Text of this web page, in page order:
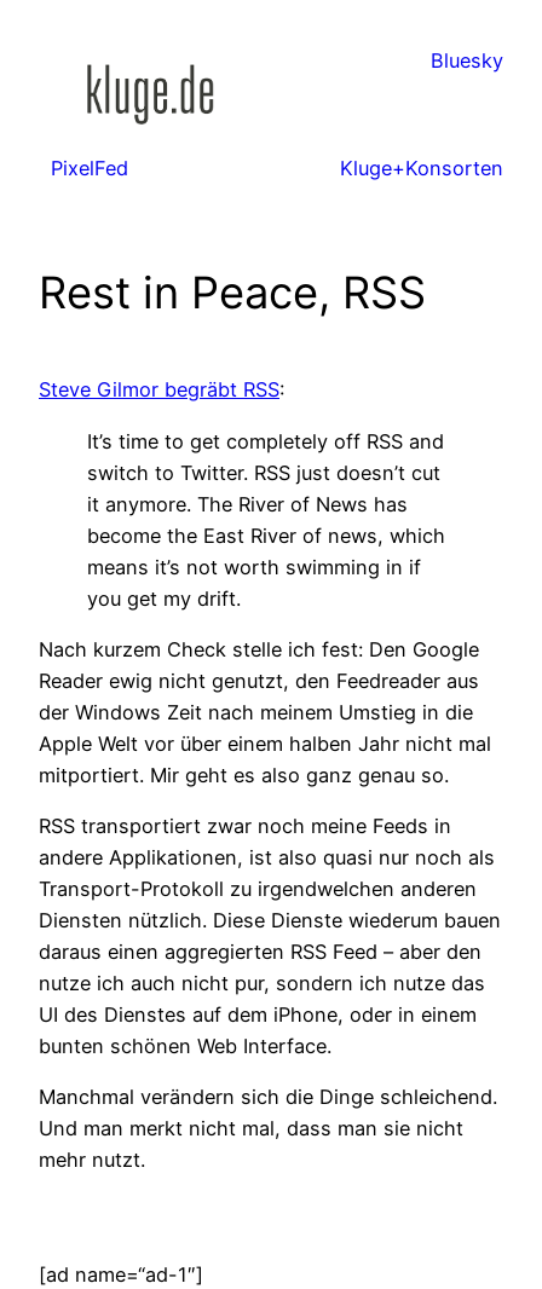
Bluesky
PixelFed Kluge+Konsorten
Rest in Peace, RSS
Steve Gilmor begräbt RSS:
It’s time to get completely off RSS and
switch to Twitter. RSS just doesn’t cut
it anymore. The River of News has
become the East River of news, which
means it’s not worth swimming in if
you get my drift.
Nach kurzem Check stelle ich fest: Den Google
Reader ewig nicht genutzt, den Feedreader aus
der Windows Zeit nach meinem Umstieg in die
Apple Welt vor über einem halben Jahr nicht mal
mitportiert. Mir geht es also ganz genau so.
RSS transportiert zwar noch meine Feeds in
andere Applikationen, ist also quasi nur noch als
Transport-Protokoll zu irgendwelchen anderen
Diensten nützlich. Diese Dienste wiederum bauen
daraus einen aggregierten RSS Feed – aber den
nutze ich auch nicht pur, sondern ich nutze das
UI des Dienstes auf dem iPhone, oder in einem
bunten schönen Web Interface.
Manchmal verändern sich die Dinge schleichend.
Und man merkt nicht mal, dass man sie nicht
mehr nutzt.
[ad name=“ad-1″]